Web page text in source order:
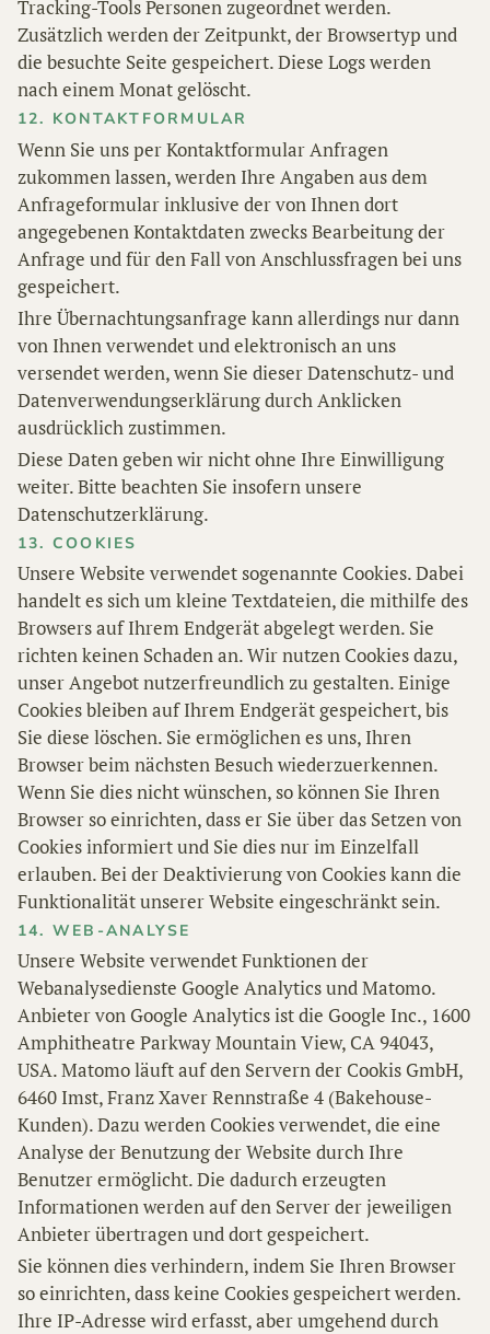
Tracking-Tools Personen zugeordnet werden.
Zusätzlich werden der Zeitpunkt, der Browsertyp und
die besuchte Seite gespeichert. Diese Logs werden
nach einem Monat gelöscht.
12. KONTAKTFORMULAR
Wenn Sie uns per Kontaktformular Anfragen
zukommen lassen, werden Ihre Angaben aus dem
Anfrageformular inklusive der von Ihnen dort
angegebenen Kontaktdaten zwecks Bearbeitung der
Anfrage und für den Fall von Anschlussfragen bei uns
gespeichert.
Ihre Übernachtungsanfrage kann allerdings nur dann
von Ihnen verwendet und elektronisch an uns
versendet werden, wenn Sie dieser Datenschutz- und
Datenverwendungserklärung durch Anklicken
ausdrücklich zustimmen.
Diese Daten geben wir nicht ohne Ihre Einwilligung
weiter. Bitte beachten Sie insofern unsere
Datenschutzerklärung.
13. COOKIES
Unsere Website verwendet sogenannte Cookies. Dabei
handelt es sich um kleine Textdateien, die mithilfe des
Browsers auf Ihrem Endgerät abgelegt werden. Sie
richten keinen Schaden an. Wir nutzen Cookies dazu,
unser Angebot nutzerfreundlich zu gestalten. Einige
Cookies bleiben auf Ihrem Endgerät gespeichert, bis
Sie diese löschen. Sie ermöglichen es uns, Ihren
Browser beim nächsten Besuch wiederzuerkennen.
Wenn Sie dies nicht wünschen, so können Sie Ihren
Browser so einrichten, dass er Sie über das Setzen von
Cookies informiert und Sie dies nur im Einzelfall
erlauben. Bei der Deaktivierung von Cookies kann die
Funktionalität unserer Website eingeschränkt sein.
14. WEB-ANALYSE
Unsere Website verwendet Funktionen der
Webanalysedienste Google Analytics und Matomo.
Anbieter von Google Analytics ist die Google Inc., 1600
Amphitheatre Parkway Mountain View, CA 94043,
USA. Matomo läuft auf den Servern der Cookis GmbH,
6460 Imst, Franz Xaver Rennstraße 4 (Bakehouse-
Kunden). Dazu werden Cookies verwendet, die eine
Analyse der Benutzung der Website durch Ihre
Benutzer ermöglicht. Die dadurch erzeugten
Informationen werden auf den Server der jeweiligen
Anbieter übertragen und dort gespeichert.
Sie können dies verhindern, indem Sie Ihren Browser
so einrichten, dass keine Cookies gespeichert werden.
Ihre IP-Adresse wird erfasst, aber umgehend durch